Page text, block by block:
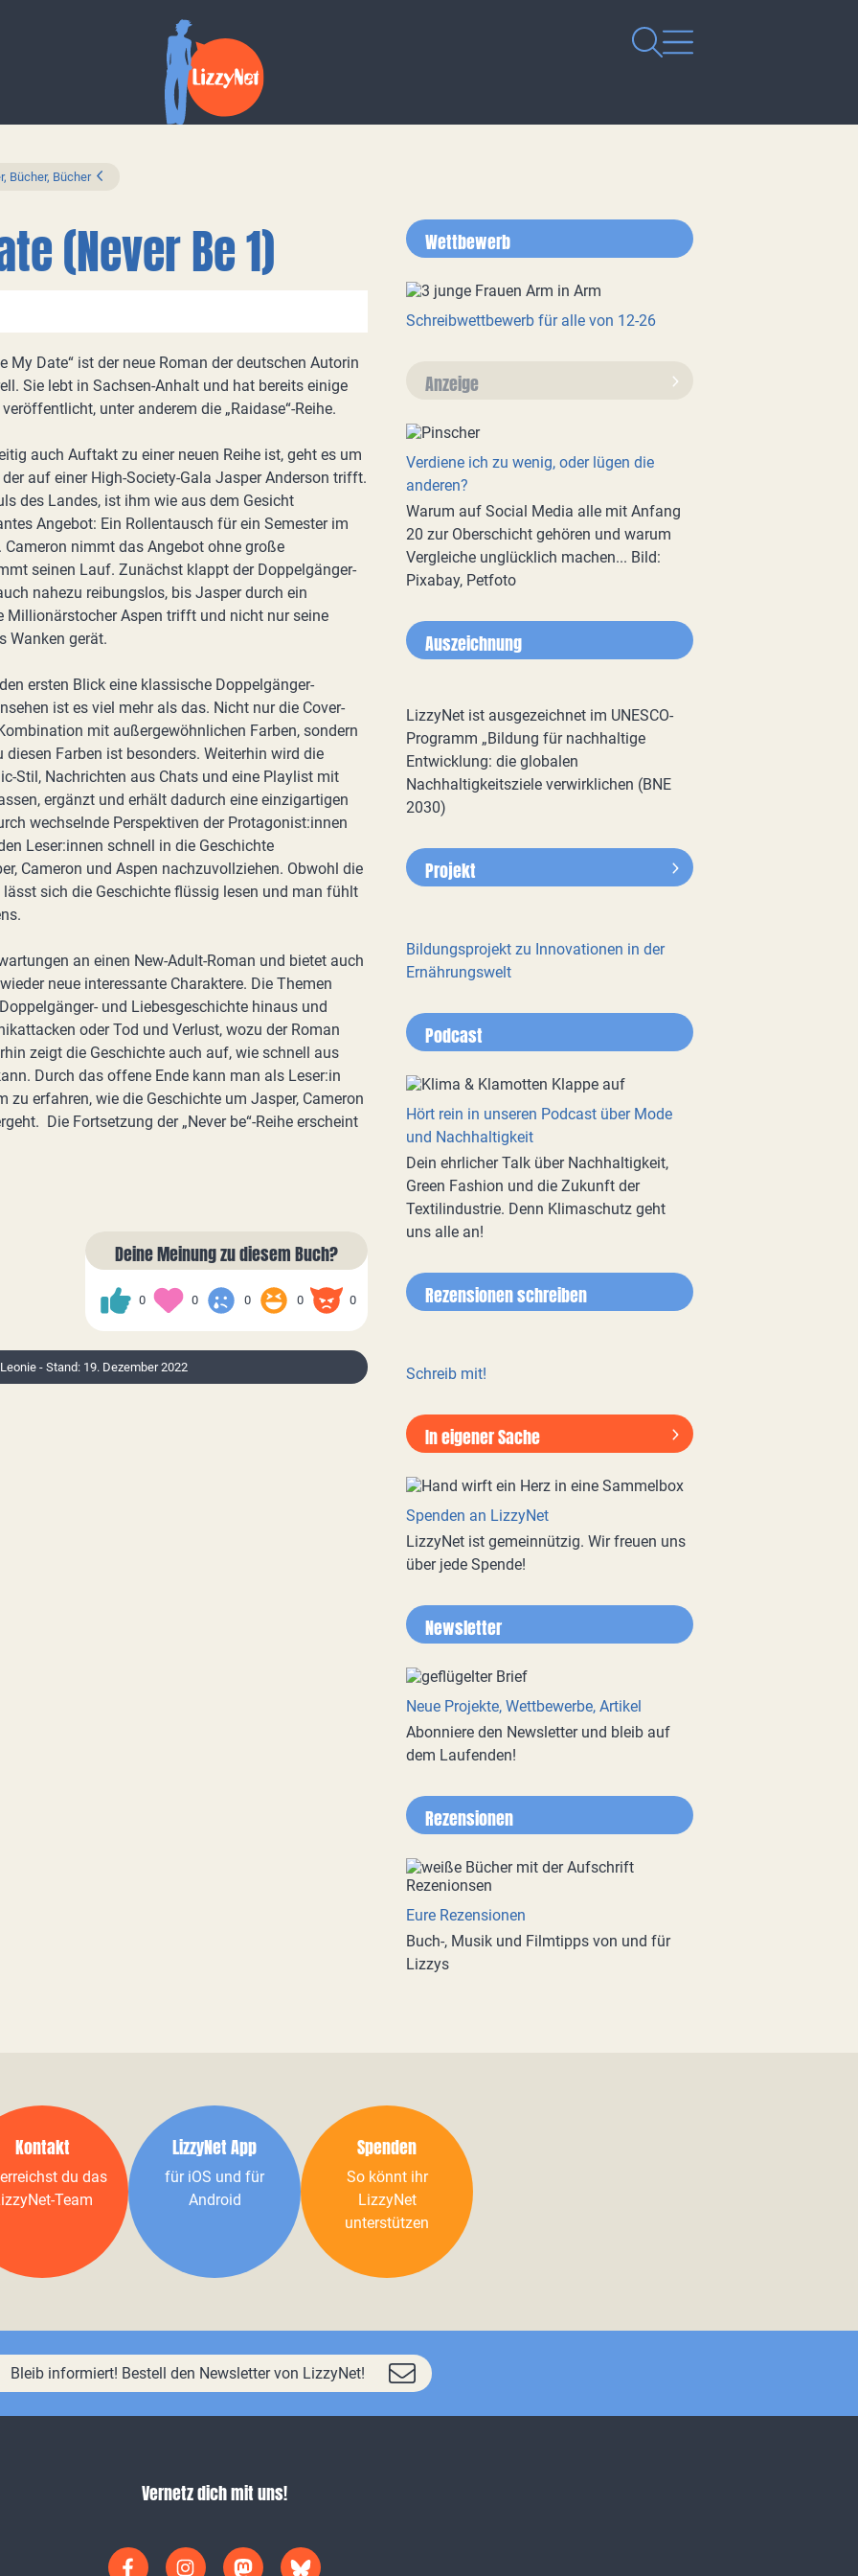
Bücher, Bücher
(Never Be 1)
My Date“ ist der neue Roman der deutschen Autorin
Sie lebt in Sachsen-Anhalt und hat bereits einige
unter anderem die „Raidase“-Reihe.
auch Auftakt zu einer neuen Reihe ist, geht es um
auf einer High-Society-Gala Jasper Anderson trifft.
des Landes, ist ihm wie aus dem Gesicht
Angebot: Ein Rollentausch für ein Semester im
nimmt das Angebot ohne große
seinen Lauf. Zunächst klappt der Doppelgänger-
nahezu reibungslos, bis Jasper durch ein
Millionärstocher Aspen trifft und nicht nur seine
Wanken gerät.
ersten Blick eine klassische Doppelgänger-
ist es viel mehr als das. Nicht nur die Cover-
mit außergewöhnlichen Farben, sondern
Farben ist besonders. Weiterhin wird die
Stil, Nachrichten aus Chats und eine Playlist mit
ergänzt und erhält dadurch eine einzigartigen
wechselnde Perspektiven der Protagonist:innen
Leser:innen schnell in die Geschichte
Cameron und Aspen nachzuvollziehen. Obwohl die
sich die Geschichte flüssig lesen und man fühlt
an einen New-Adult-Roman und bietet auch
neue interessante Charaktere. Die Themen
und Liebesgeschichte hinaus und
oder Tod und Verlust, wozu der Roman
zeigt die Geschichte auch auf, wie schnell aus
Durch das offene Ende kann man als Leser:in
erfahren, wie die Geschichte um Jasper, Cameron
Die Fortsetzung der „Never be“-Reihe erscheint
Deine Meinung zu diesem Buch?
0 0 0 0 0
- Stand: 19. Dezember 2022
Wettbewerb
Schreibwettbewerb für alle von 12-26
Anzeige
Verdiene ich zu wenig, oder lügen die
anderen?
Warum auf Social Media alle mit Anfang
20 zur Oberschicht gehören und warum
Vergleiche unglücklich machen... Bild:
Pixabay, Petfoto
Auszeichnung
LizzyNet ist ausgezeichnet im UNESCO-
Programm „Bildung für nachhaltige
Entwicklung: die globalen
Nachhaltigkeitsziele verwirklichen (BNE
2030)
Projekt
Bildungsprojekt zu Innovationen in der
Ernährungswelt
Podcast
Hört rein in unseren Podcast über Mode
und Nachhaltigkeit
Dein ehrlicher Talk über Nachhaltigkeit,
Green Fashion und die Zukunft der
Textilindustrie. Denn Klimaschutz geht
uns alle an!
Rezensionen schreiben
Schreib mit!
In eigener Sache
Spenden an LizzyNet
LizzyNet ist gemeinnützig. Wir freuen uns
über jede Spende!
Newsletter
Neue Projekte, Wettbewerbe, Artikel
Abonniere den Newsletter und bleib auf
dem Laufenden!
Rezensionen
Eure Rezensionen
Buch-, Musik und Filmtipps von und für
Lizzys
Kontakt
du das
Team
LizzyNet App
für iOS und für
Android
Spenden
So könnt ihr
LizzyNet
unterstützen
Bleib informiert! Bestell den Newsletter von LizzyNet!
Vernetz dich mit uns!